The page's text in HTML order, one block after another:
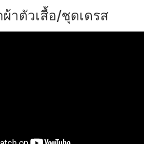
ผ้าตัวเสื้อ/ชุดเดรส